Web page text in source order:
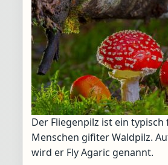
Der Fliegenpilz ist ein typisch
Menschen gifiter Waldpilz.
wird er Fly Agaric genannt.